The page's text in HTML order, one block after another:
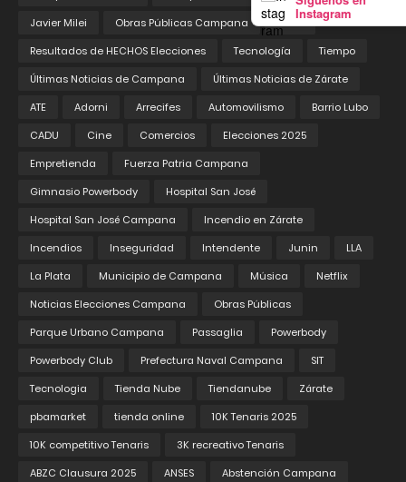
Instagram
Javier Milei
Obras Públicas Campana
Pedix
Resultados de HECHOS Elecciones
Tecnología
Tiempo
Últimas Noticias de Campana
Últimas Noticias de Zárate
ATE
Adorni Arrecifes Automovilismo
Barrio Lubo
CADU
Cine Comercios
Elecciones 2025
Empretienda
Fuerza Patria Campana
Gimnasio Powerbody
Hospital San José
Hospital San José Campana
Incendio en Zárate
Incendios
Inseguridad Intendente Junin
LLA
La Plata
Municipio de Campana Música
Netflix
Noticias Elecciones Campana
Obras Públicas
Parque Urbano Campana
Passaglia
Powerbody
Powerbody Club
Prefectura Naval Campana
SIT
Tecnologia
Tienda Nube Tiendanube
Zárate
pbamarket
tienda online
10K Tenaris 2025
10K competitivo Tenaris
3K recreativo Tenaris
ABZC Clausura 2025
ANSES
Abstención Campana